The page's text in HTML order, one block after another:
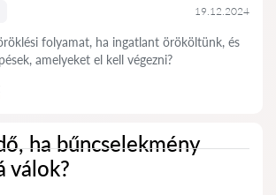
19.12.2024
folyamat, ha ingatlant örököltünk, és
amelyeket el kell végezni?
ha bűncselekmény
válok?